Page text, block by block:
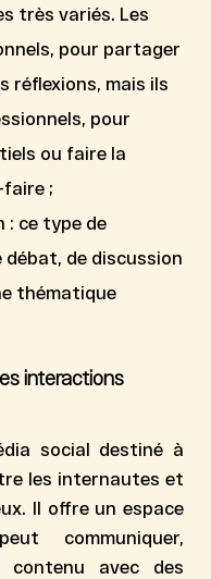
très variés. Les
pour partager
réflexions, mais ils
pour
ou faire la
;
: ce type de
de discussion
thématique
interactions
social destiné à
les internautes et
Il offre un espace
communiquer,
avec des